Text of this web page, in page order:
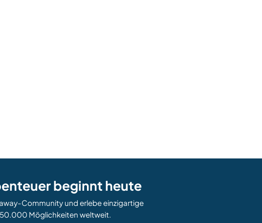
beginnt heute
Community und erlebe einzigartige
Möglichkeiten weltweit.